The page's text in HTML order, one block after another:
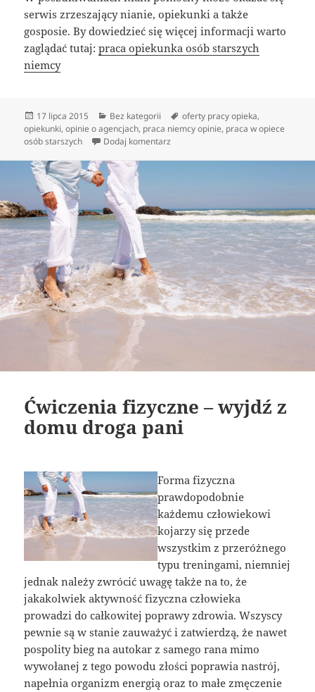
serwis zrzeszający nianie, opiekunki a także
gosposie. By dowiedzieć się więcej informacji warto
zaglądać tutaj:praca opiekunka osób starszych
niemcy
Data
publikacji
17 lipca 2015 Kategorie
Bez kategorii Tagi
oferty pracy opieka,
opiekunki,opinie o agencjach, praca niemcy opinie, praca w opiece
osób starszych
Dodaj komentarz
Ćwiczenia fizyczne – wyjdź z
domu droga pani
Forma fizyczna
prawdopodobnie
każdemu człowiekowi
kojarzy się przede
wszystkim z przeróżnego
typu treningami, niemniej
jednak należy zwrócić uwagę także na to, że
jakakolwiek aktywność fizyczna człowieka
prowadzi do całkowitej poprawy zdrowia. Wszyscy
pewnie są w stanie zauważyć i zatwierdzą, że nawet
pospolity bieg na autokar z samego rana mimo
wywołanej z tego powodu złości poprawia nastrój,
napełnia organizm energią oraz to małe zmęczenie